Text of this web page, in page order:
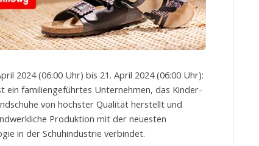
2024 (06:00 Uhr) bis 21. April 2024 (06:00 Uhr):
ein familiengeführtes Unternehmen, das Kinder-
von höchster Qualität herstellt und
Produktion mit der neuesten
in der Schuhindustrie verbindet.